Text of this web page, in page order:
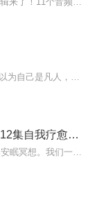
人生，什么时候开始都不晚｜12集自我疗愈安眠冥想